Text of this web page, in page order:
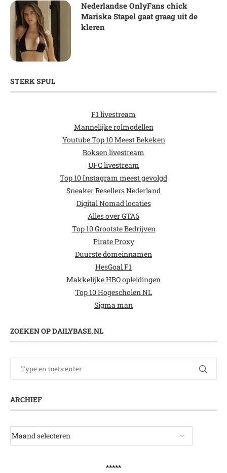
Nederlandse OnlyFans chick
Mariska Stapel gaat graag uit de
kleren
STERK SPUL
F1 livestream
Mannelijke rolmodellen
Youtube Top 10 Meest Bekeken
Boksen livestream
UFC livestream
Top 10 Instagram meest gevolgd
Sneaker Resellers Nederland
Digital Nomad locaties
Alles over GTA6
Top 10 Grootste Bedrijven
Pirate Proxy
Duurste domeinnamen
HesGoal F1
Makkelijke HBO opleidingen
Top 10 Hogescholen NL
Sigma man
ZOEKEN OP DAILYBASE.NL
ARCHIEF
*****